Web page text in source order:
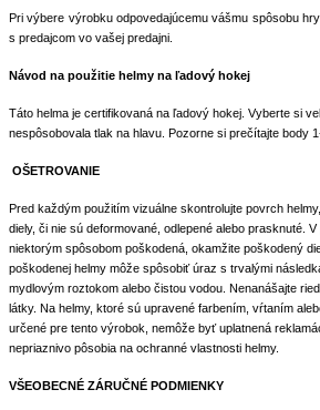
Pri výbere výrobku odpovedajúcemu vášmu spôsobu
s predajcom vo vašej predajni.
Návod na použitie helmy na ľadový hokej
Táto helma je certifikovaná na ľadový hokej. Vyberte si
nespôsobovala tlak na hlavu. Pozorne si prečítajte body
OŠETROVANIE
Pred každým použitím vizuálne skontrolujte povrch
diely, či nie sú deformované, odlepené alebo prasknuté.
niektorým spôsobom poškodená, okamžite poškodený
poškodenej helmy môže spôsobiť úraz s trvalými
mydlovým roztokom alebo čistou vodou. Nenanášajte
látky. Na helmy, ktoré sú upravené farbením, vŕtaním
určené pre tento výrobok, nemôže byť uplatnená
nepriaznivo pôsobia na ochranné vlastnosti helmy.
VŠEOBECNÉ ZÁRUČNÉ PODMIENKY